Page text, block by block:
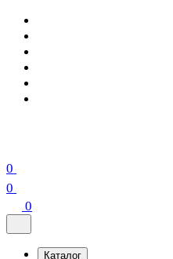
0
0
0
Каталог